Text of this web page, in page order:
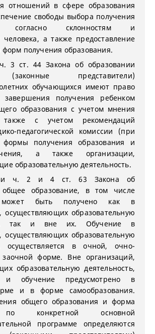
отношений в сфере образования
свободы выбора получения
согласно склонностям и
человека, а также предоставление
получения образования.
3 ст. 44 Закона об образовании
представители)
обучающихся имеют право
получения ребенком
образования с учетом мнения
с учетом рекомендаций
педагогической комиссии (при
получения образования и
а также организации,
образовательную деятельность.
ч. 2 и 4 ст. 63 Закона об
общее образование, в том числе
может быть получено как в
осуществляющих образовательную
так и вне их. Обучение в
осуществляющих образовательную
осуществляется в очной, очно-
форме. Вне организаций,
образовательную деятельность,
и обучение предусмотрено в
и в форме самообразования.
общего образования и форма
по конкретной основной
программе определяются